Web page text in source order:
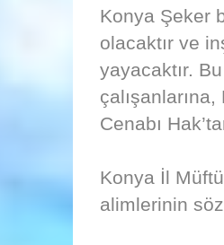
Konya Şeker
olacaktır ve
yayacaktır.
Cenabı
Konya İl
alimlerinin